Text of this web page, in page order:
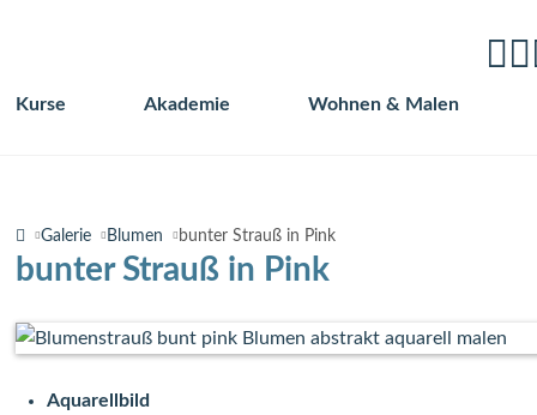
Navigation
Kurse Akademie Wohnen & Malen
Galerie Blumen bunter Strauß in Pink
bunter Strauß in Pink
Aquarellbild